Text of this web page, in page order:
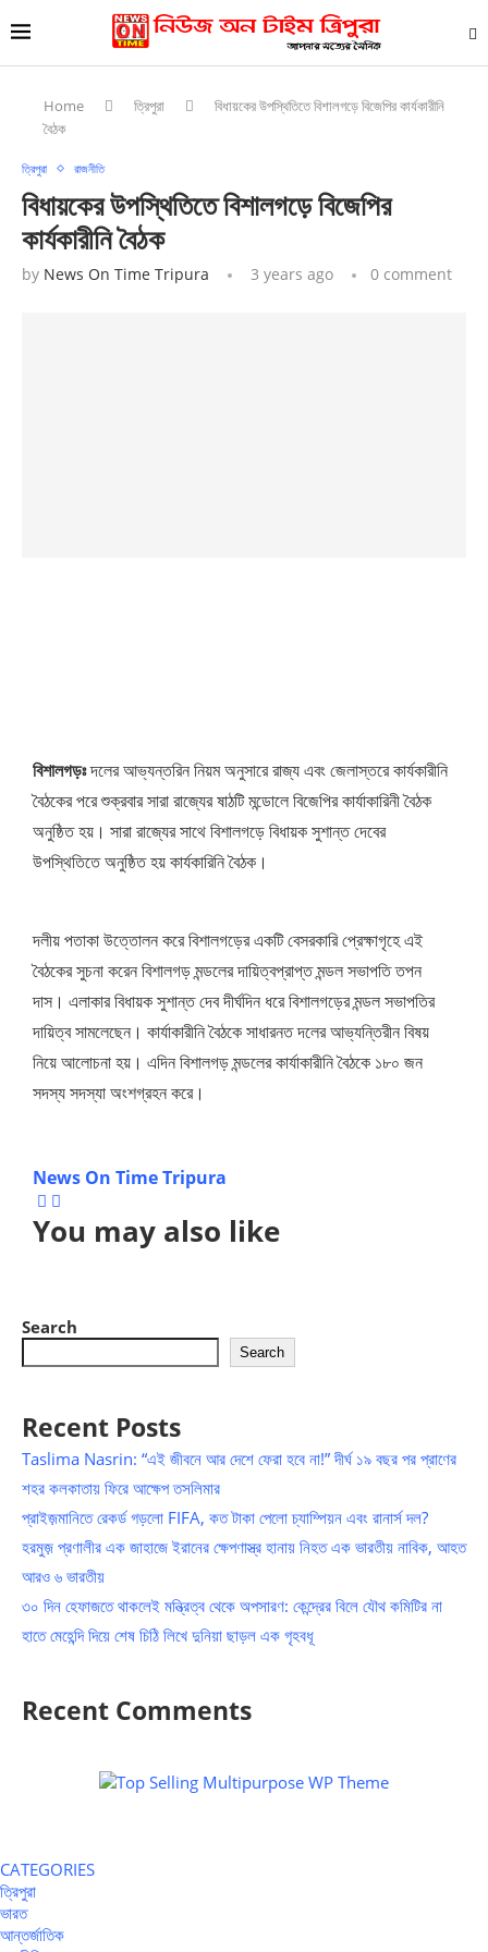
Home ত্রিপুরা
বিধায়কের উপস্থিতিতে বিশালগড়ে বিজেপির কার্যকারীনি
বৈঠক
ত্রিপুরা রাজনীতি
বিধায়কের উপস্থিতিতে বিশালগড়ে বিজেপির
কার্যকারীনি বৈঠক
by News On Time Tripura 3 years ago 0 comment
বিশালগড়ঃদলের আভ্যন্তরিন নিয়ম অনুসারে রাজ্য এবং জেলাস্তরে কার্যকারীনি
বৈঠকের পরে শুক্রবার সারা রাজ্যের ষাঠটি মন্ডোলে বিজেপির কার্যাকারিনী বৈঠক
অনুষ্ঠিত হয়। সারা রাজ্যের সাথে বিশালগড়ে বিধায়ক সুশান্ত দেবের
উপস্থিতিতে অনুষ্ঠিত হয় কার্যকারিনি বৈঠক।
দলীয় পতাকা উত্তোলন করে বিশালগড়ের একটি বেসরকারি প্রেক্ষাগৃহে এই
বৈঠকের সুচনা করেন বিশালগড় মন্ডলের দায়িত্বপ্রাপ্ত মন্ডল সভাপতি তপন
দাস। এলাকার বিধায়ক সুশান্ত দেব দীর্ঘদিন ধরে বিশালগড়ের মন্ডল সভাপতির
দায়িত্ব সামলেছেন। কার্যাকারীনি বৈঠকে সাধারনত দলের আভ্যন্তিরীন বিষয়
নিয়ে আলোচনা হয়। এদিন বিশালগড় মন্ডলের কার্যাকারীনি বৈঠকে ১৮০ জন
সদস্য সদস্যা অংশগ্রহন করে।
News On Time Tripura
You may also like
Search
Search
Recent Posts
Taslima Nasrin: “এই জীবনে আর দেশে ফেরা হবে না!” দীর্ঘ ১৯ বছর পর প্রাণের
শহর কলকাতায় ফিরে আক্ষেপ তসলিমার
প্রাইজ়মানিতে রেকর্ড গড়লো FIFA, কত টাকা পেলো চ্যাম্পিয়ন এবং রানার্স দল?
হরমুজ় প্রণালীর এক জাহাজে ইরানের ক্ষেপণাস্ত্র হানায় নিহত এক ভারতীয় নাবিক, আহত
আরও ৬ ভারতীয়
৩০ দিন হেফাজতে থাকলেই মন্ত্রিত্ব থেকে অপসারণ: কেন্দ্রের বিলে যৌথ কমিটির না
হাতে মেহেন্দি দিয়ে শেষ চিঠি লিখে দুনিয়া ছাড়ল এক গৃহবধূ
Recent Comments
CATEGORIES
ত্রিপুরা
ভারত
আন্তর্জাতিক